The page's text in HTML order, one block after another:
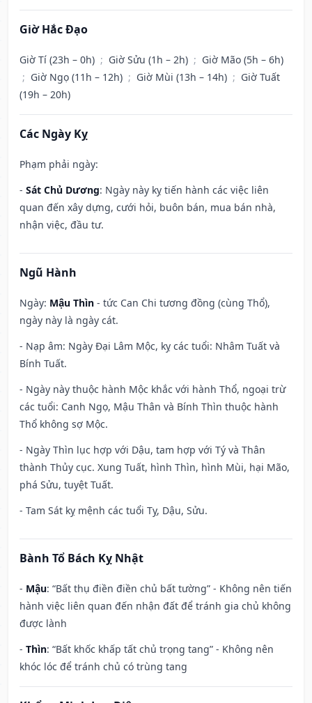
Giờ Hắc Đạo
Giờ Tí (23h – 0h) ; Giờ Sửu (1h – 2h) ; Giờ Mão (5h – 6h)
; Giờ Ngọ (11h – 12h) ; Giờ Mùi (13h – 14h) ; Giờ Tuất
(19h – 20h)
Các Ngày Kỵ
Phạm phải ngày:
- Sát Chủ Dương: Ngày này kỵ tiến hành các việc liên
quan đến xây dựng, cưới hỏi, buôn bán, mua bán nhà,
nhận việc, đầu tư.
Ngũ Hành
Ngày: Mậu Thìn - tức Can Chi tương đồng (cùng Thổ),
ngày này là ngày cát.
- Nạp âm: Ngày Đại Lâm Mộc, kỵ các tuổi: Nhâm Tuất và
Bính Tuất.
- Ngày này thuộc hành Mộc khắc với hành Thổ, ngoại trừ
các tuổi: Canh Ngọ, Mậu Thân và Bính Thìn thuộc hành
Thổ không sợ Mộc.
- Ngày Thìn lục hợp với Dậu, tam hợp với Tý và Thân
thành Thủy cục. Xung Tuất, hình Thìn, hình Mùi, hại Mão,
phá Sửu, tuyệt Tuất.
- Tam Sát kỵ mệnh các tuổi Tỵ, Dậu, Sửu.
Bành Tổ Bách Kỵ Nhật
- Mậu: “Bất thụ điền điền chủ bất tường” - Không nên tiến
hành việc liên quan đến nhận đất để tránh gia chủ không
được lành
- Thìn: “Bất khốc khấp tất chủ trọng tang” - Không nên
khóc lóc để tránh chủ có trùng tang